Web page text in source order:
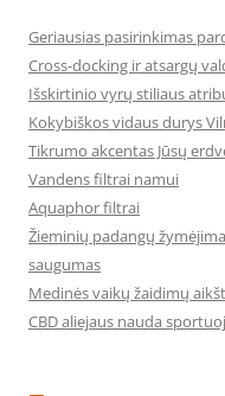
Geriausias pasirinkimas
Cross-docking ir atsargų
Išskirtinio vyrų stiliaus
Kokybiškos vidaus durys
Tikrumo akcentas Jūsų
Vandens filtrai namui
Aquaphor filtrai
Žieminių padangų
saugumas
Medinės vaikų žaidimų
CBD aliejaus nauda